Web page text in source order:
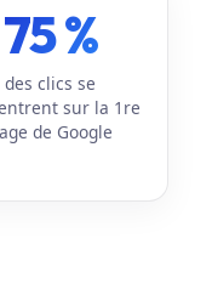
75 %
des clics se
sur la 1re
de Google